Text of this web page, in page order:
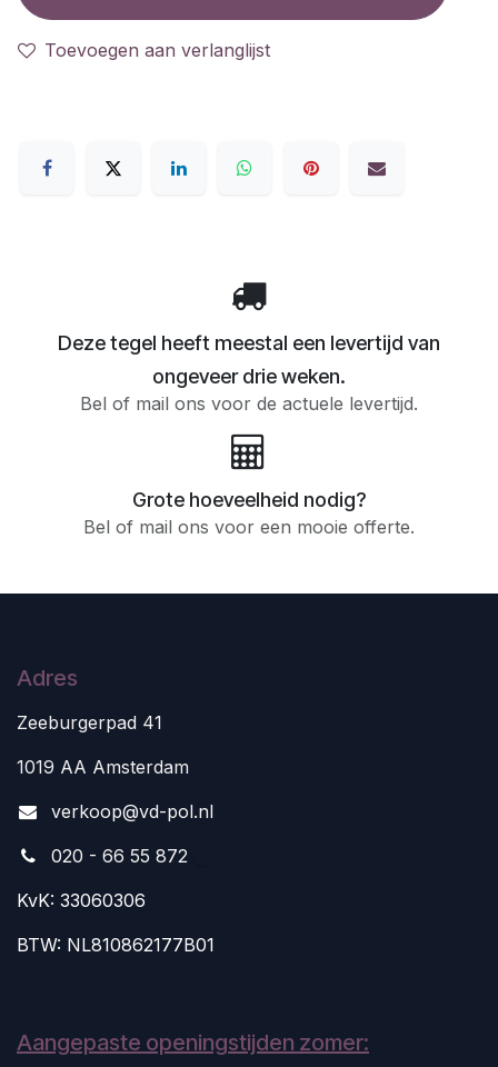
Toevoegen aan verlanglijst
Deze tegel heeft meestal een levertijd van
ongeveer drie weken.
Bel of mail ons voor de actuele levertijd.
Grote hoeveelheid nodig?
Bel of mail ons voor een mooie offerte.
Adres
Zeeburgerpad 41
1019 AA Amsterdam
verkoop@vd-pol.nl
020 - 66 55 872
KvK: 33060306
BTW: NL810862177B01
Aangepaste openingstijden zomer: